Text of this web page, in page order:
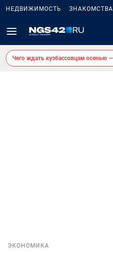
НЕДВИЖИМОСТЬ ЗНАКОМСТВА
Чего ждать кузбассовцам осенью
ЭКОНОМИКА